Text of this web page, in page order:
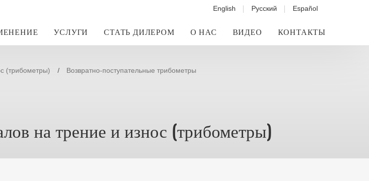
English Русский Español
УСЛУГИ СТАТЬ ДИЛЕРОМ О НАС ВИДЕО КОНТАКТЫ
(трибометры)
Возвратно-поступательные трибометры
на трение и износ (трибометры)